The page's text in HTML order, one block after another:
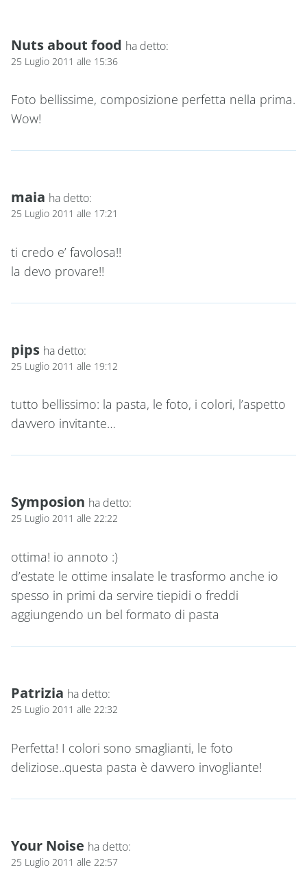
Nuts about food ha detto:
25 Luglio 2011 alle 15:36
Foto bellissime, composizione perfetta nella prima.
Wow!
maia ha detto:
25 Luglio 2011 alle 17:21
ti credo e’ favolosa!!
la devo provare!!
pips ha detto:
25 Luglio 2011 alle 19:12
tutto bellissimo: la pasta, le foto, i colori, l’aspetto
davvero invitante…
Symposion ha detto:
25 Luglio 2011 alle 22:22
ottima! io annoto :)
d’estate le ottime insalate le trasformo anche io
spesso in primi da servire tiepidi o freddi
aggiungendo un bel formato di pasta
Patrizia ha detto:
25 Luglio 2011 alle 22:32
Perfetta! I colori sono smaglianti, le foto
deliziose..questa pasta è davvero invogliante!
Your Noise ha detto:
25 Luglio 2011 alle 22:57